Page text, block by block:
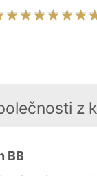
z
BB